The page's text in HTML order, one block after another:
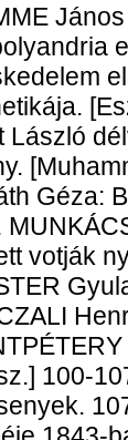
László
Géza:
votják
100-